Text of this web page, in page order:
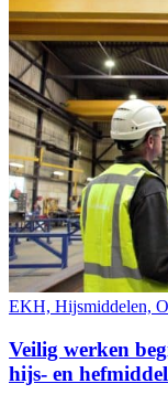
EKH, Hijsmiddelen,
Veilig werken
hijs- en